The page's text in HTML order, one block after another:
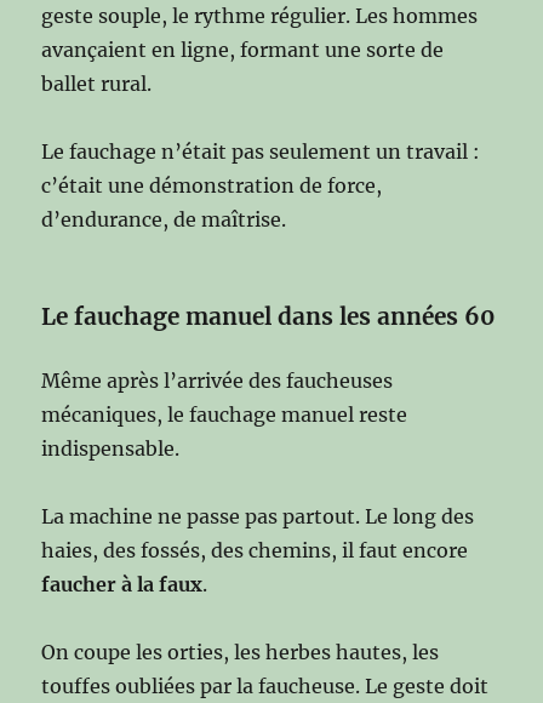
geste souple, le rythme régulier. Les hommes
avançaient en ligne, formant une sorte de
ballet rural.
Le fauchage n’était pas seulement un travail :
c’était une démonstration de force,
d’endurance, de maîtrise.
Le fauchage manuel dans les années 60
Même après l’arrivée des faucheuses
mécaniques, le fauchage manuel reste
indispensable.
La machine ne passe pas partout. Le long des
haies, des fossés, des chemins, il faut encore
faucher à la faux.
On coupe les orties, les herbes hautes, les
touffes oubliées par la faucheuse. Le geste doit